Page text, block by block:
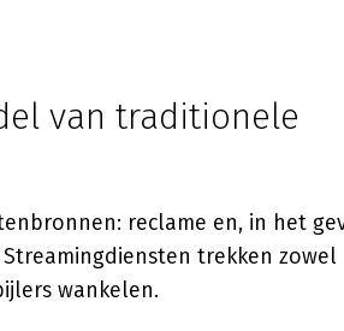
van traditionele
reclame en, in het
trekken zowel
wankelen.